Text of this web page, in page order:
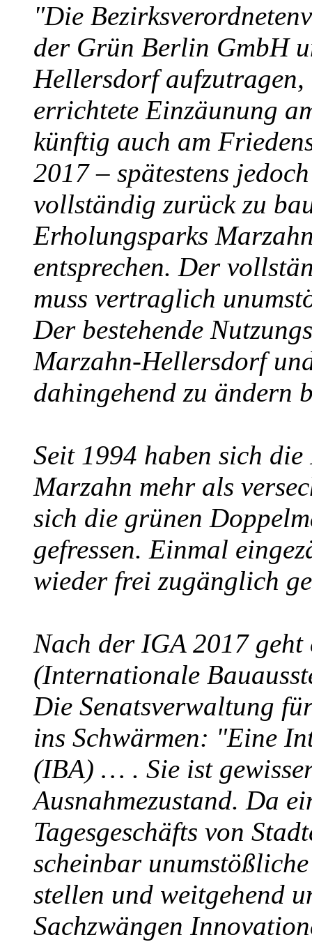
"Die
der Grün Berlin GmbH
Hellersdorf aufzutragen,
errichtete Einzäunung
künftig auch am
2017 – spätestens
vollständig zurück zu
Erholungsparks
entsprechen. Der
muss vertraglich
Der bestehende
Marzahn-Hellersdorf
dahingehend zu ändern
Seit 1994 haben sich
Marzahn mehr als
sich die grünen
gefressen. Einmal
wieder frei zugänglich
Nach der IGA 2017
(Internationale
Die Senatsverwaltung
ins Schwärmen: "Eine
(IBA) … . Sie ist
Ausnahmezustand. Da
Tagesgeschäfts von
scheinbar
stellen und weitgehend
Sachzwängen